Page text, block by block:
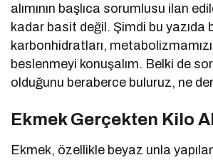
alımının başlıca sorumlusu ilan
kadar basit değil. Şimdi bu yazıda
karbonhidratları,
beslenmeyi konuşalım. Belki de
olduğunu beraberce buluruz, ne
Ekmek Gerçekten Kilo
Ekmek, özellikle beyaz unla